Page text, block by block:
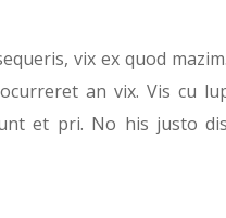
vix ex quod
an vix. Vis cu
et pri. No his justo